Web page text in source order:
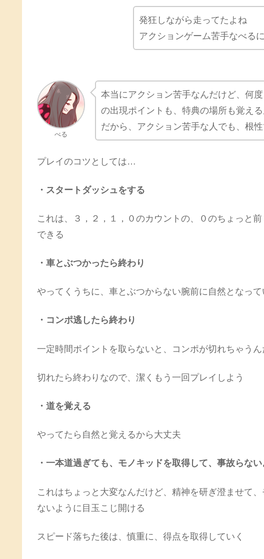
発狂しながら走ってたよね
アクションゲーム苦手なべる
べる
本当にアクション苦手なんだけど、何
の出現ポイントも、特典の場所も覚え
だから、アクション苦手な人でも、根
プレイのコツとしては…
・スタートダッシュをする
これは、３，２，１，０のカウントの、０のちょっと
できる
・車とぶつかったら終わり
やってくうちに、車とぶつからない腕前に自然となって
・コンポ逃したら終わり
一定時間ポイントを取らないと、コンポが切れちゃうん
切れたら終わりなので、潔くもう一回プレイしよう
・道を覚える
やってたら自然と覚えるから大丈夫
・一本道過ぎても、モノキッドを取得して、事故らな
これはちょっと大変なんだけど、精神を研ぎ澄ませて
ないように目玉こじ開ける
スピード落ちた後は、慎重に、得点を取得していく